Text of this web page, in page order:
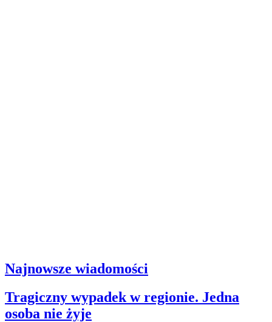
Najnowsze wiadomości
Tragiczny wypadek w regionie. Jedna
osoba nie żyje